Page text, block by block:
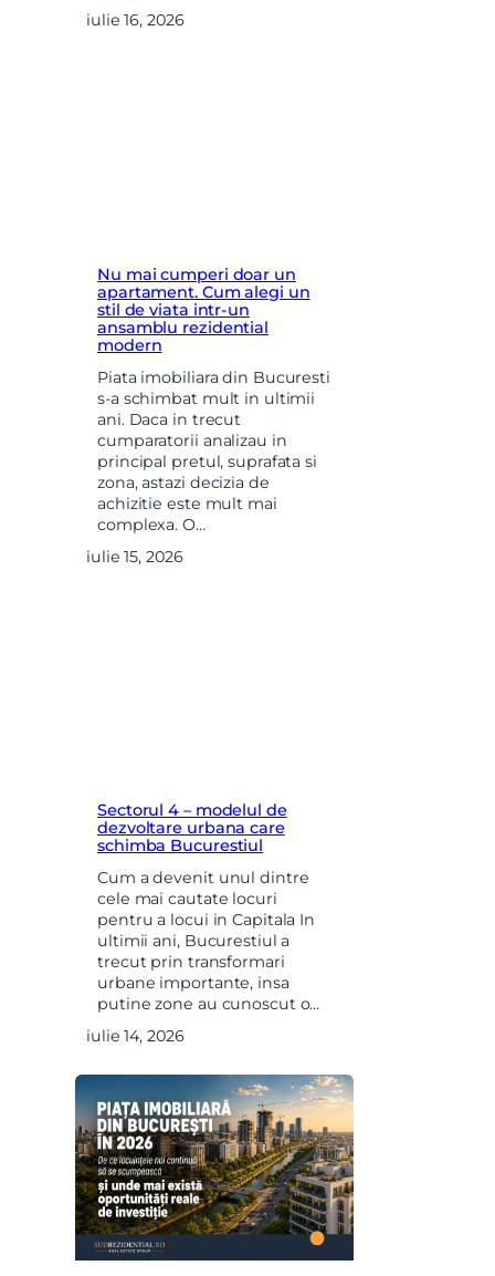
iulie 16, 2026
Nu mai cumperi doar un
apartament. Cum alegi un
stil de viata intr-un
ansamblu rezidential
modern
Piata imobiliara din Bucuresti
s-a schimbat mult in ultimii
ani. Daca in trecut
cumparatorii analizau in
principal pretul, suprafata si
zona, astazi decizia de
achizitie este mult mai
complexa. O…
iulie 15, 2026
Sectorul 4 – modelul de
dezvoltare urbana care
schimba Bucurestiul
Cum a devenit unul dintre
cele mai cautate locuri
pentru a locui in Capitala In
ultimii ani, Bucurestiul a
trecut prin transformari
urbane importante, insa
putine zone au cunoscut o…
iulie 14, 2026